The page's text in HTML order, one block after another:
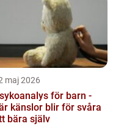
maj 2026
för barn -
känslor blir för svåra
bära själv